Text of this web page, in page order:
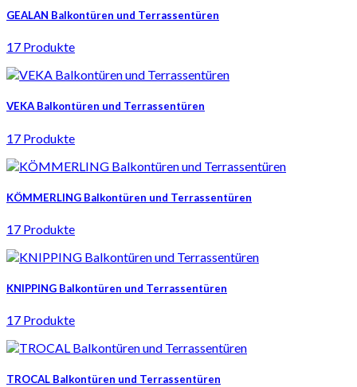
GEALAN Balkontüren und Terrassentüren
17 Produkte
VEKA Balkontüren und Terrassentüren
17 Produkte
KÖMMERLING Balkontüren und Terrassentüren
17 Produkte
KNIPPING Balkontüren und Terrassentüren
17 Produkte
TROCAL Balkontüren und Terrassentüren